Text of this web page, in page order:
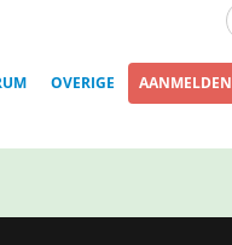
OVERIGE AANMELDEN